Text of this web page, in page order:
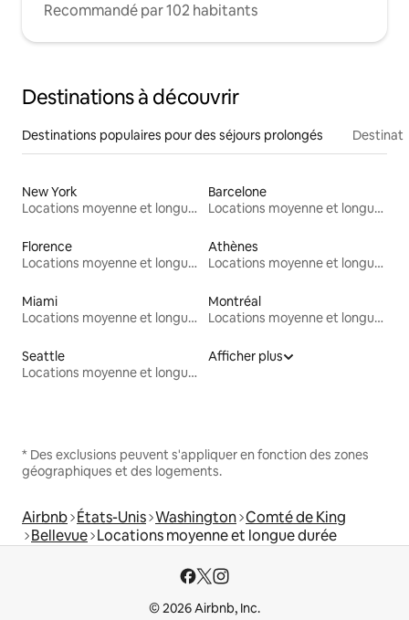
Recommandé par 102 habitants
Destinations à découvrir
Destinations populaires pour des séjours prolongés
New York
Locations moyenne et longue durée
Barcelone
Locations moyenne et longue durée
Florence
Locations moyenne et longue durée
Athènes
Locations moyenne et longue durée
Miami
Locations moyenne et longue durée
Montréal
Locations moyenne et longue durée
Seattle
Locations moyenne et longue durée
Afficher plus
* Des exclusions peuvent s'appliquer en fonction des zones
géographiques et des logements.
Airbnb États-Unis Washington Comté de King
Bellevue Locations moyenne et longue durée
© 2026 Airbnb, Inc.